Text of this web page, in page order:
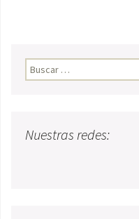
Buscar:
Nuestras redes: